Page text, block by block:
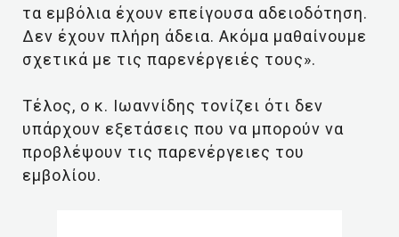
τα εμβόλια έχουν επείγουσα αδειοδότηση.
Δεν έχουν πλήρη άδεια. Ακόμα μαθαίνουμε
σχετικά με τις παρενέργειές τους».
Τέλος, ο κ. Ιωαννίδης τονίζει ότι δεν
υπάρχουν εξετάσεις που να μπορούν να
προβλέψουν τις παρενέργειες του
εμβολίου.